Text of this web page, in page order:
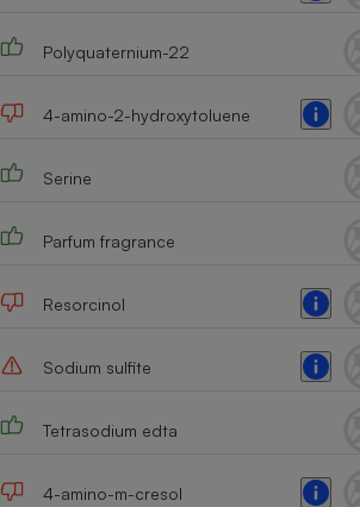
Polyquaternium-22
4-amino-2-hydroxytoluene
Serine
Parfum fragrance
Resorcinol
Sodium sulfite
Tetrasodium edta
4-amino-m-cresol